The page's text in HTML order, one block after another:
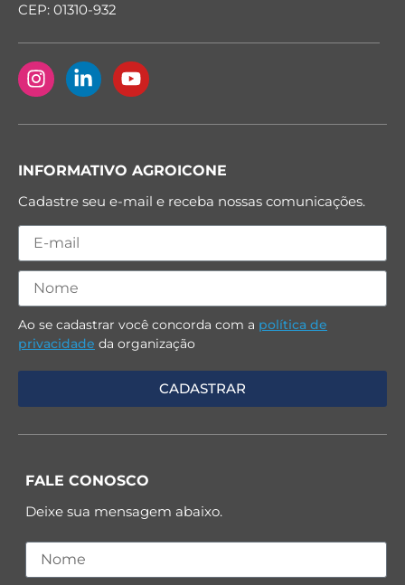
CEP: 01310-932
INFORMATIVO AGROICONE
Cadastre seu e-mail e receba nossas comunicações.
Ao se cadastrar você concorda com a política de
privacidade da organização
FALE CONOSCO
Deixe sua mensagem abaixo.